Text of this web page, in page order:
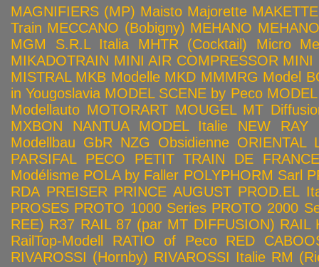
MAGNIFIERS (MP) Maisto Majorette MAKETTE
Train MECCANO (Bobigny) MEHANO
MGM S.R.L Italia
MHTR (Cocktail)
Micro
MIKADOTRAIN MINI AIR COMPRESSOR MINI
MISTRAL MKB Modelle MKD MMMRG Model
in Yougoslavia MODEL SCENE by Peco
Modellauto MOTORART MOUGEL MT
MXBON
NANTUA MODEL Italie NEW RAY
Modellbau GbR NZG Obsidienne ORIENTAL
PARSIFAL
PECO
PETIT TRAIN DE FRANCE
Modélisme POLA by Faller POLYPHORM Sarl
RDA PREISER PRINCE AUGUST PROD.EL
PROSES PROTO 1000 Series PROTO 2000
REE) R37 RAIL 87 (par MT DIFFUSION) RAIL
RailTop-Modell
RATIO of Peco
RED
RIVAROSSI (Hornby) RIVAROSSI Italie RM